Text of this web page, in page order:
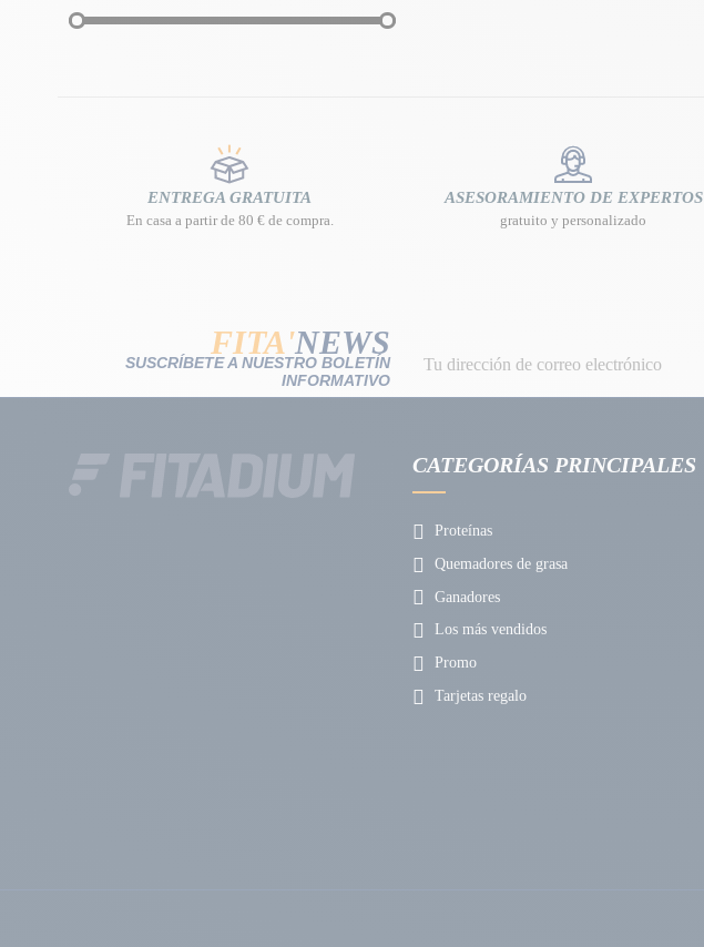
ENTREGA GRATUITA
En casa a partir de 80 € de compra.
ASESORAMIENTO DE EXPERTOS
gratuito y personalizado
FITA'NEWS
SUSCRÍBETE A NUESTRO BOLETÍN
INFORMATIVO
CATEGORÍAS PRINCIPALES
Proteínas
Quemadores de grasa
Ganadores
Los más vendidos
Promo
Tarjetas regalo